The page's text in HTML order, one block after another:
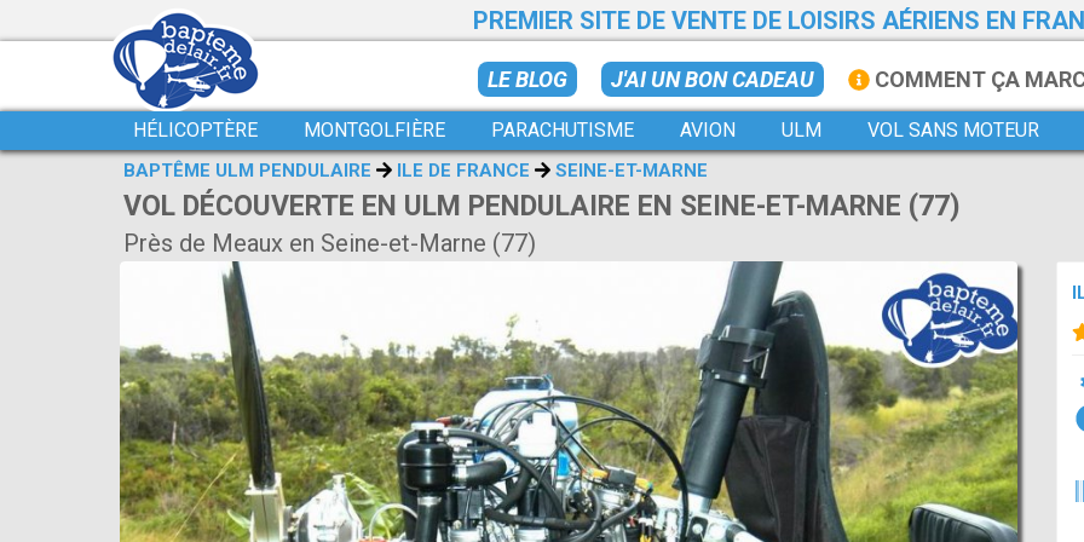
PREMIER SITE DE VENTE DE LOISIRS AÉRIENS EN
LE BLOG J'AI UN BON CADEAU COMMENT ÇA
HÉLICOPTÈRE MONTGOLFIÈRE PARACHUTISME AVION ULM VOL SANS MOTEUR
BAPTÊME ULM PENDULAIRE ILE DE FRANCE SEINE-ET-MARNE
VOL DÉCOUVERTE EN ULM PENDULAIRE EN SEINE-ET-MARNE (77)
Près de Meaux en Seine-et-Marne (77)